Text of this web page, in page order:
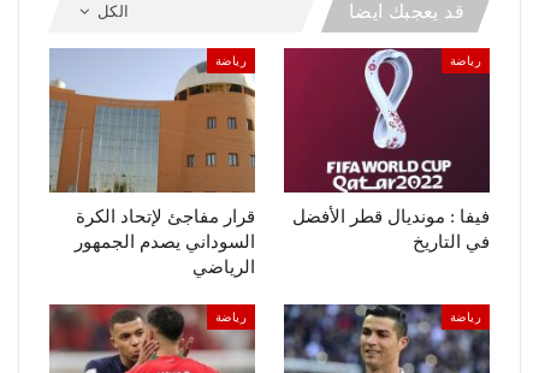
الكل قد يعجبك ايضا
رياضة
فيفا : مونديال قطر الأفضل
في التاريخ
رياضة
قرار مفاجئ لإتحاد الكرة
السوداني يصدم الجمهور
الرياضي
رياضة رياضة